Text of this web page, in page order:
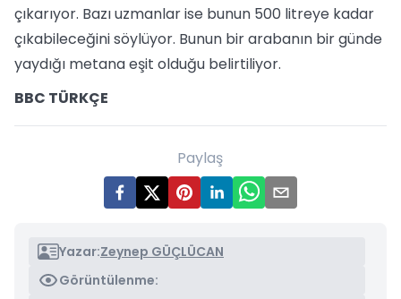
çıkarıyor. Bazı uzmanlar ise bunun 500 litreye kadar
çıkabileceğini söylüyor. Bunun bir arabanın bir günde
yaydığı metana eşit olduğu belirtiliyor.
BBC TÜRKÇE
Paylaş
Yazar:Zeynep GÜÇLÜCAN
Görüntülenme: